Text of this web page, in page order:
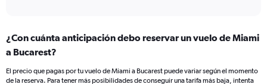
to
1200.
¿Con cuánta anticipación debo reservar un vuelo de Miami
a Bucarest?
El precio que pagas por tu vuelo de Miami a Bucarest puede variar según el momento
de la reserva. Para tener más posibilidades de conseguir una tarifa más baja, intenta